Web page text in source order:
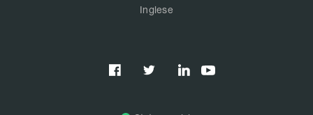
Inglese
  